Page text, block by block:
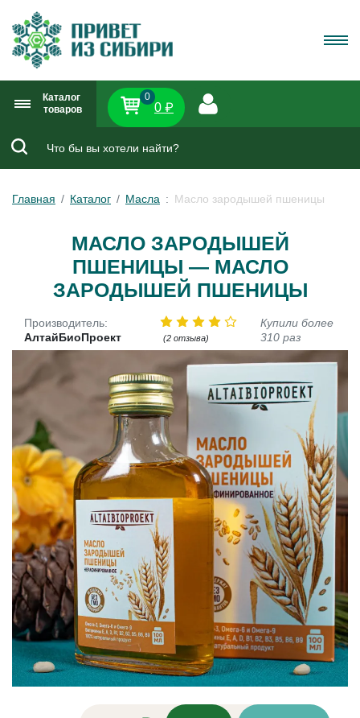
Каталог
товаров
0
0 ₽
Главная Каталог Масла Масло зародышей пшеницы
МАСЛО ЗАРОДЫШЕЙ
ПШЕНИЦЫ — МАСЛО
ЗАРОДЫШЕЙ ПШЕНИЦЫ
Производитель:
АлтайБиоПроект
(2 отзыва)
Купили более
310 раз